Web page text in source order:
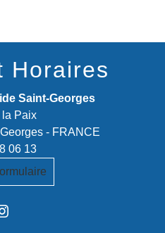
Horaires
Saint-Georges
la Paix
- FRANCE
06 13